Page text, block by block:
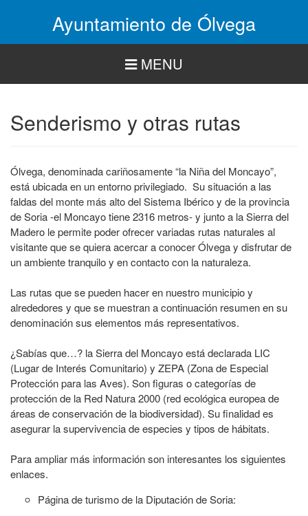
Ayuntamiento de Ólvega
MENU
Senderismo y otras rutas
Ólvega, denominada cariñosamente “la Niña del Moncayo”,
está ubicada en un entorno privilegiado. Su situación a las
faldas del monte más alto del Sistema Ibérico y de la provincia
de Soria -el Moncayo tiene 2316 metros- y junto a la Sierra del
Madero le permite poder ofrecer variadas rutas naturales al
visitante que se quiera acercar a conocer Ólvega y disfrutar de
un ambiente tranquilo y en contacto con la naturaleza.
Las rutas que se pueden hacer en nuestro municipio y
alrededores y que se muestran a continuación resumen en su
denominación sus elementos más representativos.
¿Sabías que…? la Sierra del Moncayo está declarada LIC
(Lugar de Interés Comunitario) y ZEPA (Zona de Especial
Protección para las Aves). Son figuras o categorías de
protección de la Red Natura 2000 (red ecológica europea de
áreas de conservación de la biodiversidad). Su finalidad es
asegurar la supervivencia de especies y tipos de hábitats.
Para ampliar más información son interesantes los siguientes
enlaces.
Página de turismo de la Diputación de Soria: